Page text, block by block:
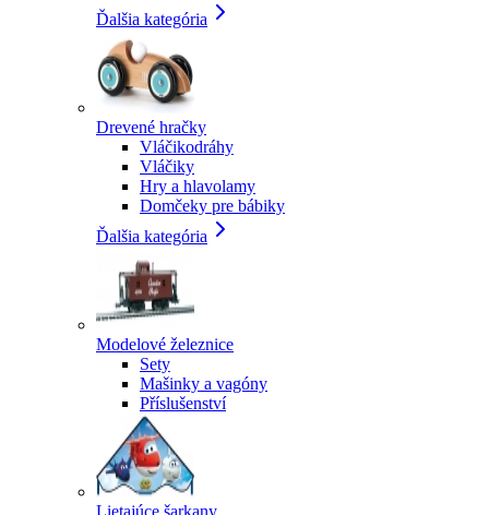
Ďalšia kategória
Drevené hračky
Vláčikodráhy
Vláčiky
Hry a hlavolamy
Domčeky pre bábiky
Ďalšia kategória
Modelové železnice
Sety
Mašinky a vagóny
Příslušenství